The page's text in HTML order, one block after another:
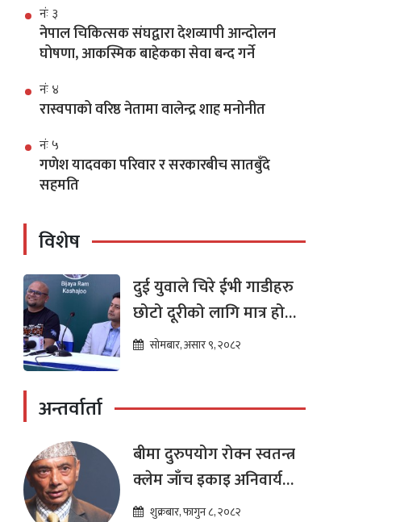
नंः ३
नेपाल चिकित्सक संघद्वारा देशव्यापी आन्दोलन
घोषणा, आकस्मिक बाहेकका सेवा बन्द गर्ने
नंः ४
रास्वपाको वरिष्ठ नेतामा वालेन्द्र शाह मनोनीत
नंः ५
गणेश यादवका परिवार र सरकारबीच सातबुँदे
सहमति
विशेष
दुई युवाले चिरे ईभी गाडीहरु
छोटो दूरीको लागि मात्र हो
भन्ने मान्यता
सोमबार, असार ९, २०८२
अन्तर्वार्ता
बीमा दुरुपयोग रोक्न स्वतन्त्र
क्लेम जाँच इकाइ अनिवार्य
:डा. शम्भुप्रसाद आचार्य
शुक्रबार, फागुन ८, २०८२